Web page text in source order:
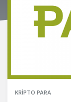
KRIPTO PARA